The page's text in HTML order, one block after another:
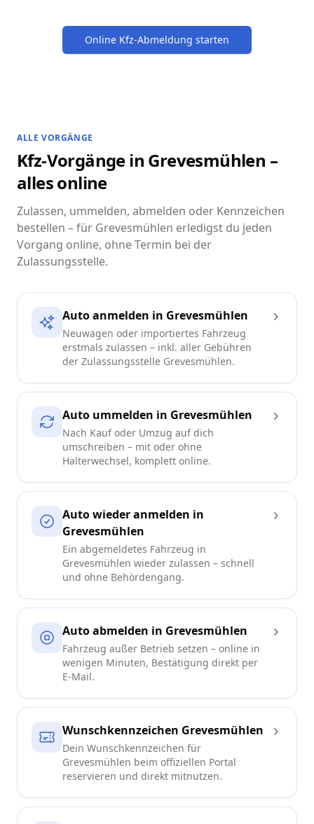
Online Kfz-Abmeldung starten
ALLE VORGÄNGE
Kfz-Vorgänge in Grevesmühlen –
alles online
Zulassen, ummelden, abmelden oder Kennzeichen
bestellen – für Grevesmühlen erledigst du jeden
Vorgang online, ohne Termin bei der
Zulassungsstelle.
Auto anmelden in Grevesmühlen
Neuwagen oder importiertes Fahrzeug
erstmals zulassen – inkl. aller Gebühren
der Zulassungsstelle Grevesmühlen.
Auto ummelden in Grevesmühlen
Nach Kauf oder Umzug auf dich
umschreiben – mit oder ohne
Halterwechsel, komplett online.
Auto wieder anmelden in
Grevesmühlen
Ein abgemeldetes Fahrzeug in
Grevesmühlen wieder zulassen – schnell
und ohne Behördengang.
Auto abmelden in Grevesmühlen
Fahrzeug außer Betrieb setzen – online in
wenigen Minuten, Bestätigung direkt per
E-Mail.
Wunschkennzeichen Grevesmühlen
Dein Wunschkennzeichen für
Grevesmühlen beim offiziellen Portal
reservieren und direkt mitnutzen.